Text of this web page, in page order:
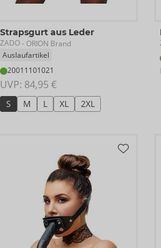
Strapsgurt aus Leder
ZADO- ORION Brand
Auslaufartikel
20011101021
UVP: 84,95 €
S M L XL 2XL